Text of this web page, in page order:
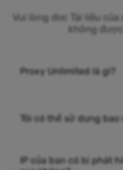
Vui lòng đọc Tài liệu
không
Proxy Unlimited là gì?
Tôi có thể sử dụng bao
IP của bạn có bị phát